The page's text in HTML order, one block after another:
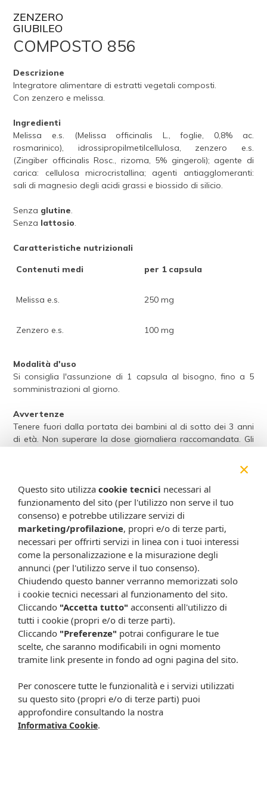
ZENZERO
GIUBILEO
COMPOSTO 856
Descrizione
Integratore alimentare di estratti vegetali composti.
Con zenzero e melissa.
Ingredienti
Melissa e.s. (Melissa officinalis L., foglie, 0,8% ac.
rosmarinico), idrossipropilmetilcellulosa, zenzero e.s.
(Zingiber officinalis Rosc., rizoma, 5% gingeroli); agente di
carica: cellulosa microcristallina; agenti antiagglomeranti:
sali di magnesio degli acidi grassi e biossido di silicio.
Senza glutine.
Senza lattosio.
Caratteristiche nutrizionali
Contenuti medi
per 1 capsula
Melissa e.s. 250 mg
Zenzero e.s. 100 mg
Modalità d'uso
Si consiglia l'assunzione di 1 capsula al bisogno, fino a 5
somministrazioni al giorno.
Avvertenze
Tenere fuori dalla portata dei bambini al di sotto dei 3 anni
di età. Non superare la dose giornaliera raccomandata. Gli
Conservazione
Conservare a temperatura ambiente.
Validità a confezionamento integro: 36 mesi.
Formato
Flacone da 50 capsule.
Cod. 856
Attenzione:
Ogni scheda che troverai sul nostro sito è da considerarsi a scopo
informativo, utile alla guida dell’acquisto del prodotto. Non
sostituisce né il foglietto illustrativo (o la descrizione riportata sulla
confezione stessa), né il consiglio del medico, specialmente in caso
continue modifiche effettuate dalle varie aziende produttrici come
cambio del packaging (colori, dimensioni, contenuto, informazioni) e
i possibili cambiamenti come cambio degli ingredienti e valori
percentuali, Farmacia Cavalieri Shop dichiara di non assumere
alcuna responsabilità in caso di schede prodotto ed immagini non
×
Questo sito utilizza cookie tecnici necessari al
funzionamento del sito (per l'utilizzo non serve il tuo
consenso) e potrebbe utilizzare servizi di
marketing/profilazione, propri e/o di terze parti,
necessari per offrirti servizi in linea con i tuoi interessi
come la personalizzazione e la misurazione degli
annunci (per l'utilizzo serve il tuo consenso).
Chiudendo questo banner verranno memorizzati solo
i cookie tecnici necessari al funzionamento del sito.
Cliccando "Accetta tutto" acconsenti all'utilizzo di
tutti i cookie (propri e/o di terze parti).
Cliccando "Preferenze" potrai configurare le tue
scelte, che saranno modificabili in ogni momento
tramite link presente in fondo ad ogni pagina del sito.
Per conoscere tutte le funzionalità e i servizi utilizzati
su questo sito (propri e/o di terze parti) puoi
approfondire consultando la nostra
Informativa Cookie.